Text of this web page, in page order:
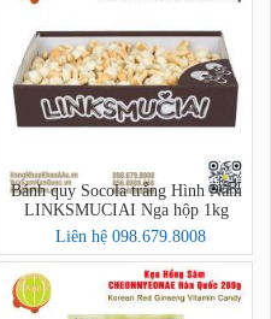
Bánh quy Socola trắng Hình Nấm
LINKSMUCIAI Nga hộp 1kg
Liên hệ 098.679.8008